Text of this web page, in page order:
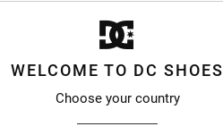
WELCOME TO DC SHOES
Choose your country